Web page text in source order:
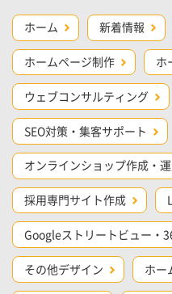
ホーム 新着情報
ホームページ制作 ホ
ウェブコンサルティング
SEO対策・集客サポート
オンラインショップ作成・
採用専門サイト作成
Googleストリートビュー・
その他デザイン ホー